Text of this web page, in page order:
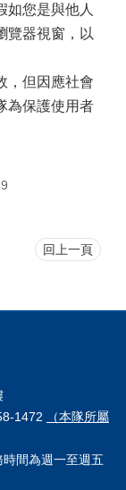
如您是與他人
覽器視窗，以
，但因應社會
為保護使用者
回上一頁
1472
（本隊所屬
間為週一至週五